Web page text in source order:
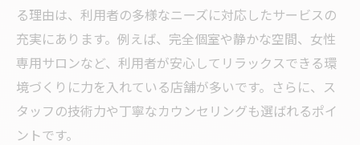
る理由は、利用者の多様なニーズに対応したサービスの
充実にあります。例えば、完全個室や静かな空間、女性
専用サロンなど、利用者が安心してリラックスできる環
境づくりに力を入れている店舗が多いです。さらに、ス
タッフの技術力や丁寧なカウンセリングも選ばれるポイ
ントです。